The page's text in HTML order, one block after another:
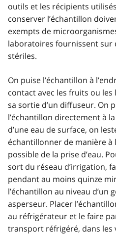
outils et les récipients
conserver l’échantillon
exempts de
laboratoires fournissent sur
stériles.
On puise l’échantillon à
contact avec les fruits ou
sa sortie d’un diffuseur. On
l’échantillon directement à
d’une eau de surface, on
échantillonner de manière à
possible de la prise d’eau.
sort du réseau d’irrigation,
pendant au moins quinze
l’échantillon au niveau d’un
asperseur. Placer
au réfrigérateur et le faire
transport réfrigéré, dans les